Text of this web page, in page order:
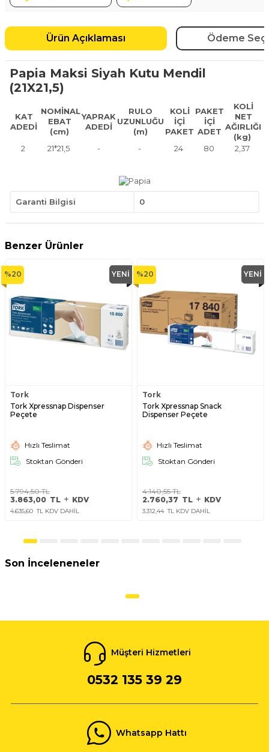
Ürün Açıklaması Ödeme
Papia Maksi Siyah Kutu Mendil
(21X21,5)
KAT
ADEDİ
NOMİNAL
EBAT
(cm)
YAPRAK
ADEDİ
RULO
UZUNLUĞU
(m)
KOLİ
İÇİ
PAKET
PAKET
İÇİ
ADET
KOLİ
NET
AĞIRLIĞI
(kg)
2
21*21,5 - - 24 80 2,37
Garanti Bilgisi 0
Benzer Ürünler
%20 YENI
Tork
Tork Xpressnap Dispenser
Peçete
Hızlı Teslimat
Stoktan Gönderi
5.794,50TL
3.863,00 TL KDV
4.635,60 TL KDV DAHİL
%20 YENI
Tork
Tork Xpressnap Snack
Dispenser Peçete
Hızlı Teslimat
Stoktan Gönderi
4.140,55TL
2.760,37 TL KDV
3.312,44TL KDV DAHİL
Son İnceleneneler
Müşteri Hizmetleri
0532 135 39 29
Whatsapp Hattı